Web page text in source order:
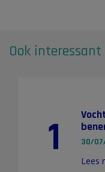
Ook interessant
1 30/
Lees